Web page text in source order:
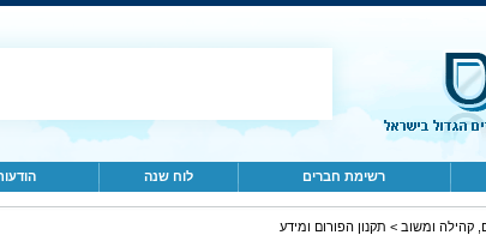
רשימת חברים לוח שנה
> תקנון הפורום ומידע